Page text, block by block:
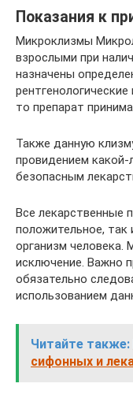
Показания к
Микроклизмы
взрослыми при
назначены
то препарат
Также данную
провидением какой-
безопасным
Все лекарственные
положительное, так
организм человека.
исключение. Важно
обязательно
использованием
Читайте также:
сифонных и